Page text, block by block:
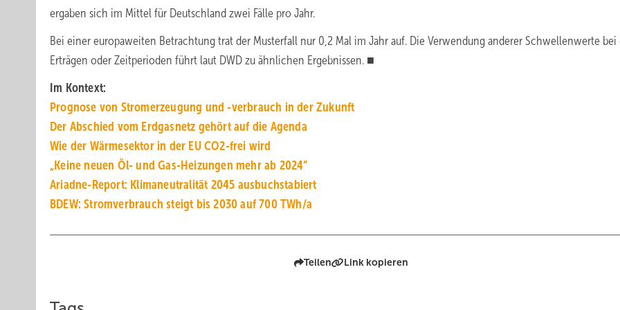
ergaben sich im Mittel für Deutschland zwei Fälle pro Jahr.
Bei einer europaweiten Betrachtung trat der Musterfall nur 0,2 Mal im Jahr auf. Die Verwendung anderer Schwellenwerte bei
Erträgen oder Zeitperioden führt laut DWD zu ähnlichen Ergebnissen. ■
Im Kontext:
Prognose von Stromerzeugung und -verbrauch in der Zukunft
Der Abschied vom Erdgasnetz gehört auf die Agenda
Wie der Wärmesektor in der EU CO2-frei wird
„Keine neuen Öl- und Gas-Heizungen mehr ab 2024“
Ariadne-Report: Klimaneutralität 2045 ausbuchstabiert
BDEW: Stromverbrauch steigt bis 2030 auf 700 TWh/a
Teilen Link kopieren